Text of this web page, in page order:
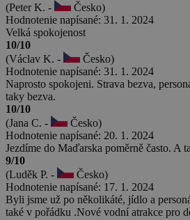
(Peter K. -
Česko)
Hodnotenie napísané: 31. 1. 2024
Velká spokojenost
10/10
(Václav K. -
Česko)
Hodnotenie napísané: 31. 1. 2024
Naprosto spokojeni. Strava bezva,
taky bezva.
10/10
(Jana C. -
Česko)
Hodnotenie napísané: 20. 1. 2024
Jezdíme do Maďarska poměrně často. A
9/10
(Luděk P. -
Česko)
Hodnotenie napísané: 17. 1. 2024
Byli jsme už po několikáté, jídlo a
také v pořádku .Nové vodní atrakce pro